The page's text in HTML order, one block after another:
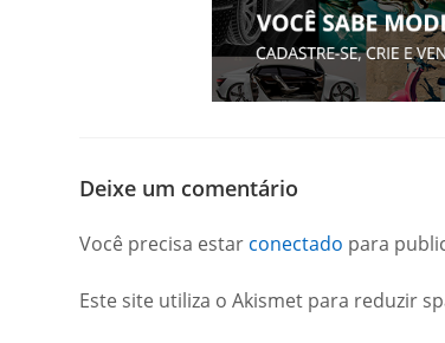
Deixe um comentário
Você precisa estar conectado para
Este site utiliza o Akismet para reduzir